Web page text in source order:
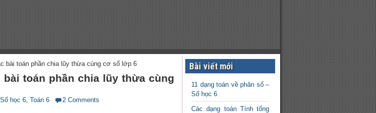
bài toán phần chia lũy thừa cùng cơ số lớp 6
toán phần chia lũy thừa cùng
Số học 6,Toán 6 2 Comments
Bài viết mới
11 dạng toán về phân số –
Số học 6
Các dạng toán Tính tổng